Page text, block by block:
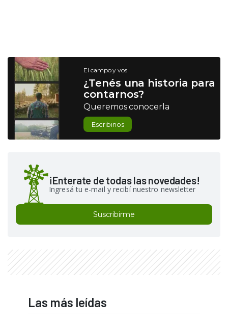
El campo y vos
¿Tenés una historia para
contarnos?
Queremos conocerla
Escribinos
¡Enterate de todas las novedades!
Ingresá tu e-mail y recibí nuestro newsletter
Suscribirme
Las más leídas